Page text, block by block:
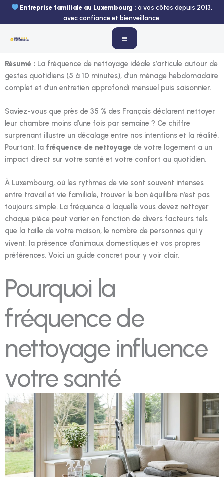
Aller
Entreprise familiale au Luxembourg : à vos côtés depuis 2013,
avec confiance et bienveillance.
Résumé : La fréquence de nettoyage idéale s’articule autour de
gestes quotidiens (5 à 10 minutes), d’un ménage hebdomadaire
complet et d’un entretien approfondi mensuel puis saisonnier.
Saviez-vous que près de 35 % des Français déclarent nettoyer
leur chambre moins d’une fois par semaine ? Ce chiffre
surprenant illustre un décalage entre nos intentions et la réalité.
Pourtant, la fréquence de nettoyage de votre logement a un
impact direct sur votre santé et votre confort au quotidien.
À Luxembourg, où les rythmes de vie sont souvent intenses
entre travail et vie familiale, trouver le bon équilibre n’est pas
toujours simple. La fréquence à laquelle vous devez nettoyer
chaque pièce peut varier en fonction de divers facteurs tels
que la taille de votre maison, le nombre de personnes qui y
vivent, la présence d’animaux domestiques et vos propres
préférences. Voici un guide concret pour y voir clair.
Pourquoi la
fréquence de
nettoyage influence
votre santé